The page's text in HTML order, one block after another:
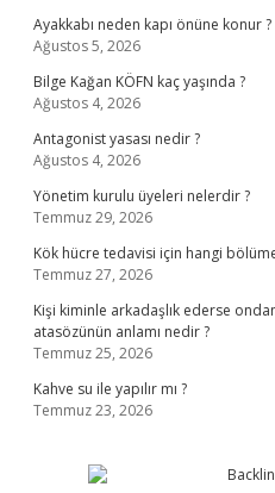
Ayakkabı neden kapı önüne konur ?
Ağustos 5, 2026
Bilge Kağan KÖFN kaç yaşında ?
Ağustos 4, 2026
Antagonist yasası nedir ?
Ağustos 4, 2026
Yönetim kurulu üyeleri nelerdir ?
Temmuz 29, 2026
Kök hücre tedavisi için hangi
Temmuz 27, 2026
Kişi kiminle arkadaşlık ederse
atasözünün anlamı nedir ?
Temmuz 25, 2026
Kahve su ile yapılır mı ?
Temmuz 23, 2026